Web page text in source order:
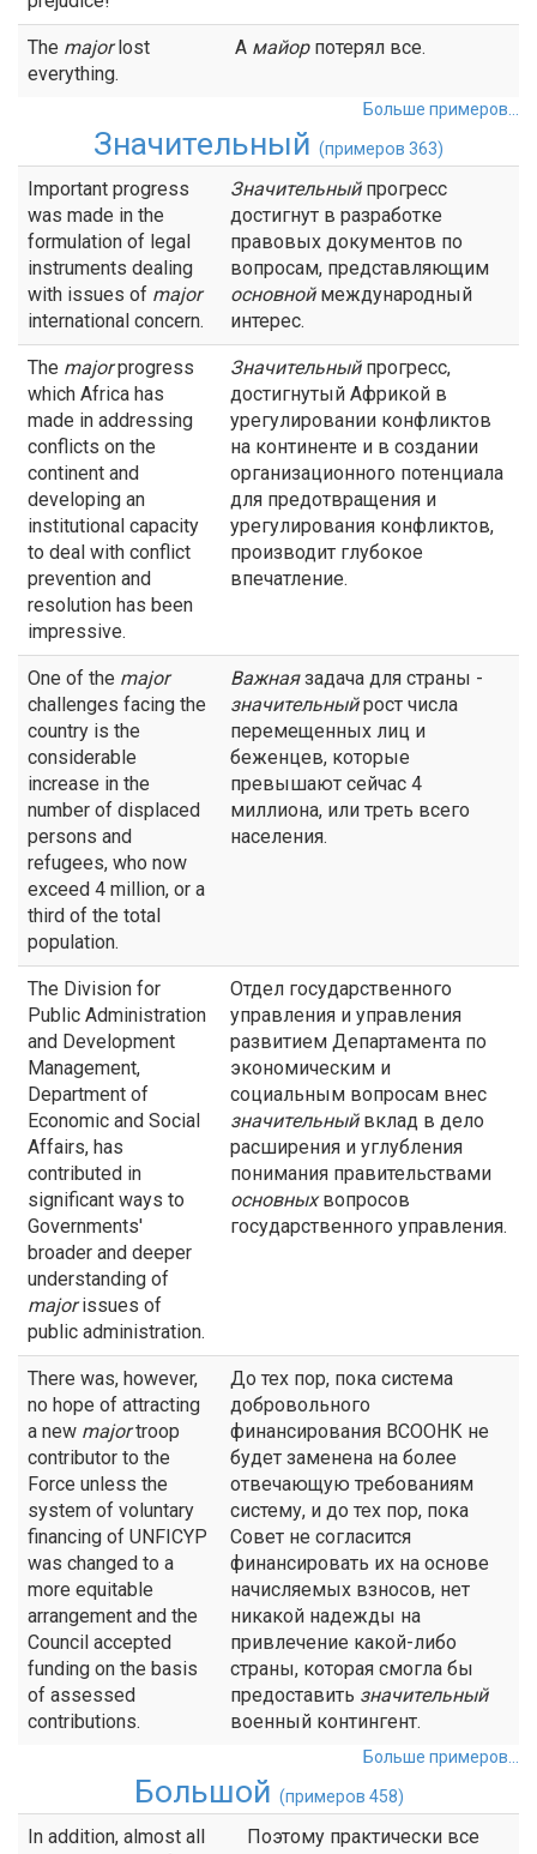
The majorlost
everything.
А майорпотерял все.
Больше примеров...
Значительный (примеров 363)
Important progress
was made in the
formulation of legal
instruments dealing
with issues of major
international concern.
Значительныйпрогресс
достигнут в разработке
правовых документов по
вопросам, представляющим
основноймеждународный
интерес.
The majorprogress
which Africa has
made in addressing
conflicts on the
continent and
developing an
institutional capacity
to deal with conflict
prevention and
resolution has been
impressive.
Значительныйпрогресс,
достигнутый Африкой в
урегулировании конфликтов
на континенте и в создании
организационного потенциала
для предотвращения и
урегулирования конфликтов,
производит глубокое
впечатление.
One of the major
challenges facing the
country is the
considerable
increase in the
number of displaced
persons and
refugees, who now
exceed 4 million, or a
third of the total
population.
Важнаязадача для страны -
значительныйрост числа
перемещенных лиц и
беженцев, которые
превышают сейчас 4
миллиона, или треть всего
населения.
The Division for
Public Administration
and Development
Management,
Department of
Economic and Social
Affairs, has
contributed in
significant ways to
Governments'
broader and deeper
understanding of
majorissues of
public administration.
Отдел государственного
управления и управления
развитием Департамента по
экономическим и
социальным вопросам внес
значительныйвклад в дело
расширения и углубления
понимания правительствами
основныхвопросов
государственного управления.
There was, however,
no hope of attracting
a new majortroop
contributor to the
Force unless the
system of voluntary
financing of UNFICYP
was changed to a
more equitable
arrangement and the
Council accepted
funding on the basis
of assessed
contributions.
До тех пор, пока система
добровольного
финансирования ВСООНК не
будет заменена на более
отвечающую требованиям
систему, и до тех пор, пока
Совет не согласится
финансировать их на основе
начисляемых взносов, нет
никакой надежды на
привлечение какой-либо
страны, которая смогла бы
предоставить значительный
военный контингент.
Больше примеров...
Большой (примеров 458)
In addition, almost all
Поэтому практически все